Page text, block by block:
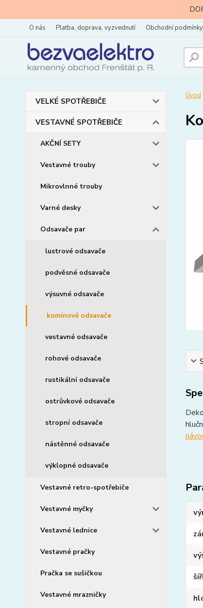
O nás Platba, doprava, vyzvednutí Obchodní podmínky
VELKÉ SPOTŘEBIČE
VESTAVNÉ SPOTŘEBIČE
AKČNÍ SETY
Vestavné trouby
Mikrovlnné trouby
Varné desky
Odsavače par
lustrové odsavače
podvěsné odsavače
výsuvné odsavače
komínové odsavače
vestavné odsavače
rohové odsavače
rustikální odsavače
ostrůvkové odsavače
stropní odsavače
nástěnné odsavače
výklopné odsavače
Vestavné retro-spotřebiče
Vestavné myčky
Vestavné lednice
Vestavné pračky
Pračka se sušičkou
Vestavné mrazničky
Úvod